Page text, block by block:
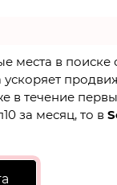
места в поиске
ускоряет
в течение
за месяц, то в